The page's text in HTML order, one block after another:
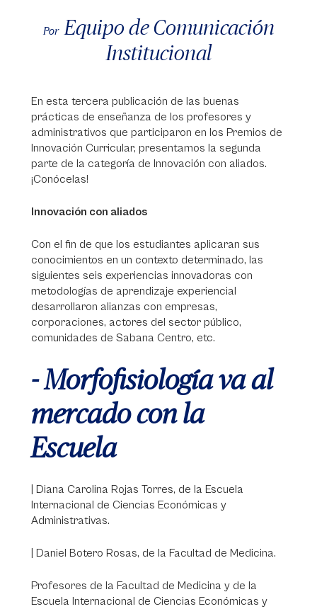
Por Equipo de Comunicación
Institucional
En esta tercera publicación de las buenas
prácticas de enseñanza de los profesores y
administrativos que participaron en los Premios de
Innovación Curricular, presentamos la segunda
parte de la categoría de Innovación con aliados.
¡Conócelas!
Innovación con aliados
Con el fin de que los estudiantes aplicaran sus
conocimientos en un contexto determinado, las
siguientes seis experiencias innovadoras con
metodologías de aprendizaje experiencial
desarrollaron alianzas con empresas,
corporaciones, actores del sector público,
comunidades de Sabana Centro, etc.
- Morfofisiología va al
mercado con la
Escuela
| Diana Carolina Rojas Torres, de la Escuela
Internacional de Ciencias Económicas y
Administrativas.
| Daniel Botero Rosas, de la Facultad de Medicina.
Profesores de la Facultad de Medicina y de la
Escuela Internacional de Ciencias Económicas y